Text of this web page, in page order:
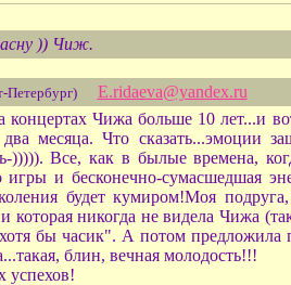
)) Чиж.
Петербург)
E.ridaeva@yandex.ru
концертах Чижа больше 10 лет...и
месяца. Что сказать...эмоции
))))). Все, как в былые времена,
игры и бесконечно-сумасшедшая
будет кумиром!Моя
которая никогда не видела Чижа
бы часик". А потом предложила
блин, вечная молодость!!!
успехов!